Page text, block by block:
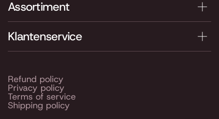
Assortiment
Klantenservice
Je nieuwe instrument testen? Kom langs in onze winkel
Routebeschrijving
Openingstijden
Refund policy
Privacy policy
Terms of service
Shipping policy